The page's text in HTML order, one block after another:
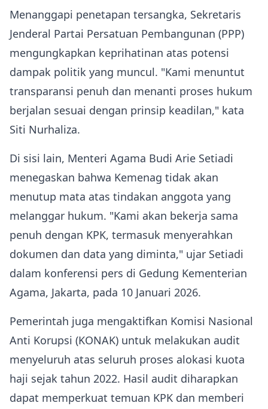
Menanggapi penetapan tersangka, Sekretaris
Jenderal Partai Persatuan Pembangunan (PPP)
mengungkapkan keprihatinan atas potensi
dampak politik yang muncul. "Kami menuntut
transparansi penuh dan menanti proses hukum
berjalan sesuai dengan prinsip keadilan," kata
Siti Nurhaliza.
Di sisi lain, Menteri Agama Budi Arie Setiadi
menegaskan bahwa Kemenag tidak akan
menutup mata atas tindakan anggota yang
melanggar hukum. "Kami akan bekerja sama
penuh dengan KPK, termasuk menyerahkan
dokumen dan data yang diminta," ujar Setiadi
dalam konferensi pers di Gedung Kementerian
Agama, Jakarta, pada 10 Januari 2026.
Pemerintah juga mengaktifkan Komisi Nasional
Anti Korupsi (KONAK) untuk melakukan audit
menyeluruh atas seluruh proses alokasi kuota
haji sejak tahun 2022. Hasil audit diharapkan
dapat memperkuat temuan KPK dan memberi